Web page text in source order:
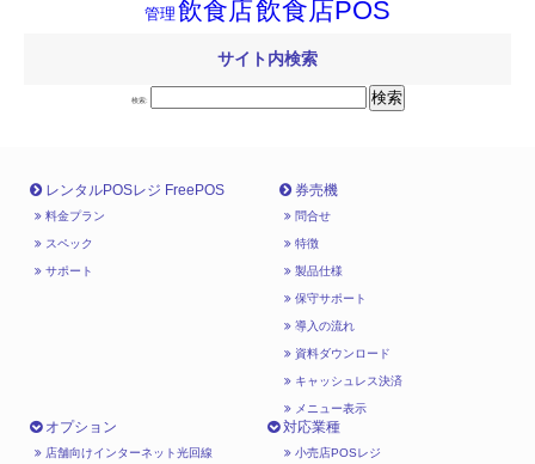
管理 飲食店飲食店POS
サイト内検索
検索:
レンタルPOSレジ FreePOS
料金プラン
スペック
サポート
券売機
問合せ
特徴
製品仕様
保守サポート
導入の流れ
資料ダウンロード
キャッシュレス決済
メニュー表示
オプション
店舗向けインターネット光回線
対応業種
小売店POSレジ